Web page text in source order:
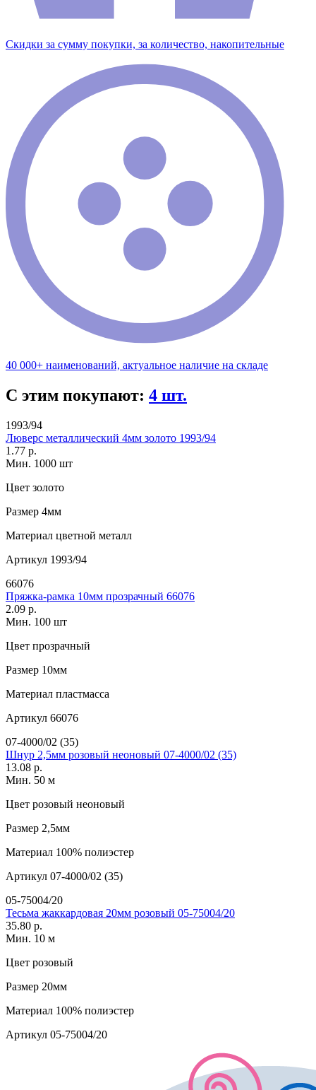
Скидки за сумму покупки, за количество, накопительные
40 000+ наименований, актуальное наличие на складе
С этим покупают: 4 шт.
1993/94
Люверс металлический 4мм золото 1993/94
1.77 р.
Мин. 1000 шт
Цвет золото
Размер 4мм
Материал цветной металл
Артикул 1993/94
66076
Пряжка-рамка 10мм прозрачный 66076
2.09 р.
Мин. 100 шт
Цвет прозрачный
Размер 10мм
Материал пластмасса
Артикул 66076
07-4000/02 (35)
Шнур 2,5мм розовый неоновый 07-4000/02 (35)
13.08 р.
Мин. 50 м
Цвет розовый неоновый
Размер 2,5мм
Материал 100% полиэстер
Артикул 07-4000/02 (35)
05-75004/20
Тесьма жаккардовая 20мм розовый 05-75004/20
35.80 р.
Мин. 10 м
Цвет розовый
Размер 20мм
Материал 100% полиэстер
Артикул 05-75004/20